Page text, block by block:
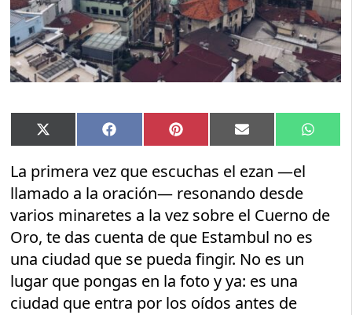
Compartir
en
X
(Twitter)
Compartir
en
Facebook Compartir
en
Pinterest Compartir
en
Email
en
La primera vez que escuchas el ezan —el
llamado a la oración— resonando desde
varios minaretes a la vez sobre el Cuerno de
Oro, te das cuenta de que Estambul no es
una ciudad que se pueda fingir. No es un
lugar que pongas en la foto y ya: es una
ciudad que entra por los oídos antes de